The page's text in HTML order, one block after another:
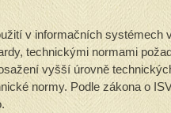
v informačních systémech
technickými normami
vyšší úrovně
normy. Podle zákona o